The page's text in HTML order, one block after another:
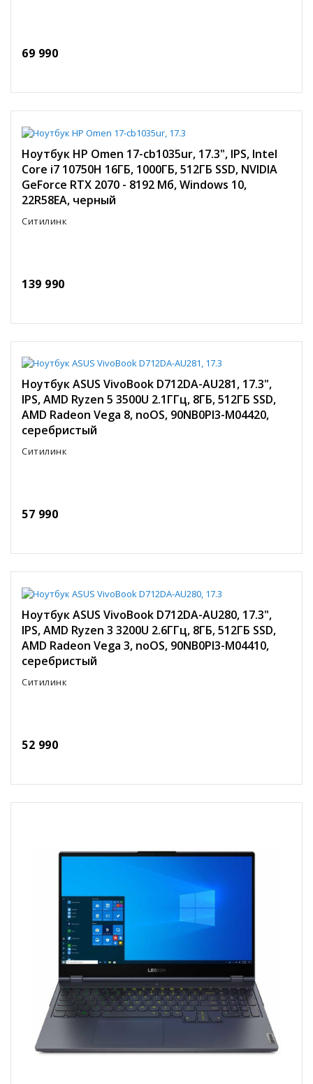
69 990
Ноутбук HP Omen 17-cb1035ur, 17.3", IPS, Intel
Core i7 10750H 16ГБ, 1000ГБ, 512ГБ SSD, NVIDIA
GeForce RTX 2070 - 8192 Мб, Windows 10,
22R58EA, черный
Ситилинк
139 990
Ноутбук ASUS VivoBook D712DA-AU281, 17.3",
IPS, AMD Ryzen 5 3500U 2.1ГГц, 8ГБ, 512ГБ SSD,
AMD Radeon Vega 8, noOS, 90NB0PI3-M04420,
серебристый
Ситилинк
57 990
Ноутбук ASUS VivoBook D712DA-AU280, 17.3",
IPS, AMD Ryzen 3 3200U 2.6ГГц, 8ГБ, 512ГБ SSD,
AMD Radeon Vega 3, noOS, 90NB0PI3-M04410,
серебристый
Ситилинк
52 990